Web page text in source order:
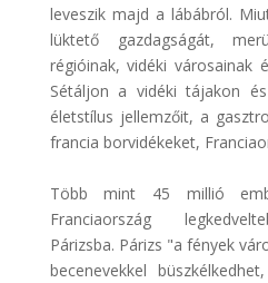
leveszik majd a lábábról.
lüktető gazdagságát,
régióinak, vidéki városainak
Sétáljon a vidéki tájakon
életstílus jellemzőit, a
francia borvidékeket,
Több mint 45 millió
Franciaország
Párizsba. Párizs "a fények
becenevekkel